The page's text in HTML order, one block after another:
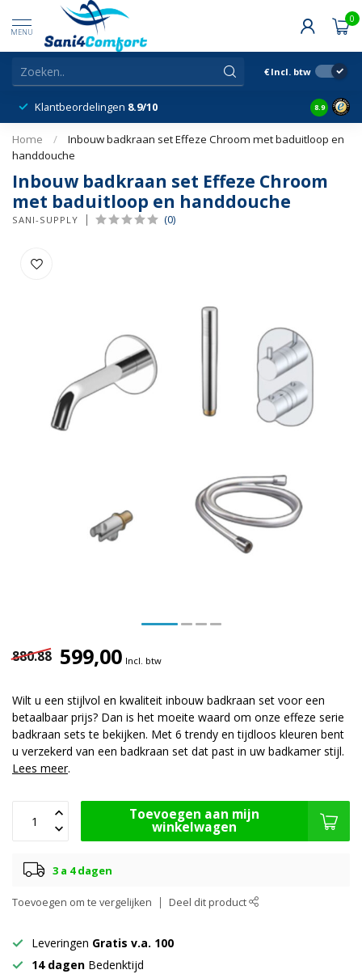
MENU
0
€ Incl. btw
Klantbeordelingen 8.9/10 8.9
Home /
Inbouw badkraan set Effeze Chroom met baduitloop en
handdouche
Inbouw badkraan set Effeze Chroom
met baduitloop en handdouche
SANI-SUPPLY (0)
880.88 599,00 Incl. btw
Wilt u een stijlvol en kwaliteit inbouw badkraan set voor een
betaalbaar prijs? Dan is het moeite waard om onze effeze serie
badkraan sets te bekijken. Met 6 trendy en tijdloos kleuren bent
u verzekerd van een badkraan set dat past in uw badkamer stijl.
Lees meer.
Toevoegen aan mijn
winkelwagen
3 a 4 dagen
Toevoegen om te vergelijken Deel dit product
Leveringen Gratis v.a. 100
14 dagen Bedenktijd